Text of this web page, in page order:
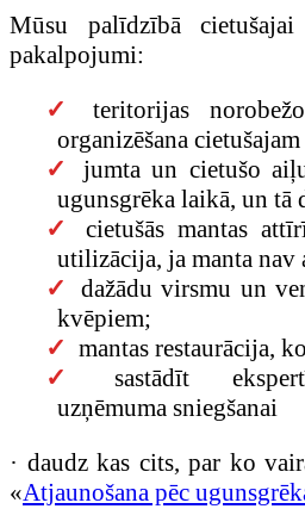
Mūsu palīdzībā
pakalpojumi:
teritorijas
organizēšana
jumta un cietušo
ugunsgrēka laikā, un tā
cietušās mantas
utilizācija, ja manta nav
dažādu virsmu un
kvēpiem;
mantas restaurācija,
sastādīt
uzņēmuma sniegšanai
· daudz kas cits, par ko
«Atjaunošana pēc